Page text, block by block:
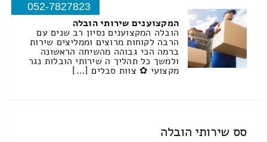
052-7827823
המקצוענים שירותי הובלה
הובלה המקצוענים נסיון רב שנים עם
הרבה לקוחות מרוצים וממליצים שירות
ברמה הכי גבוהה מהשיחה הראשונה
ולמשך כל תהליך ה שירותי הובלות נגר
מקצועי ✿ צוות סבלים […]
סס שירותי הובלה